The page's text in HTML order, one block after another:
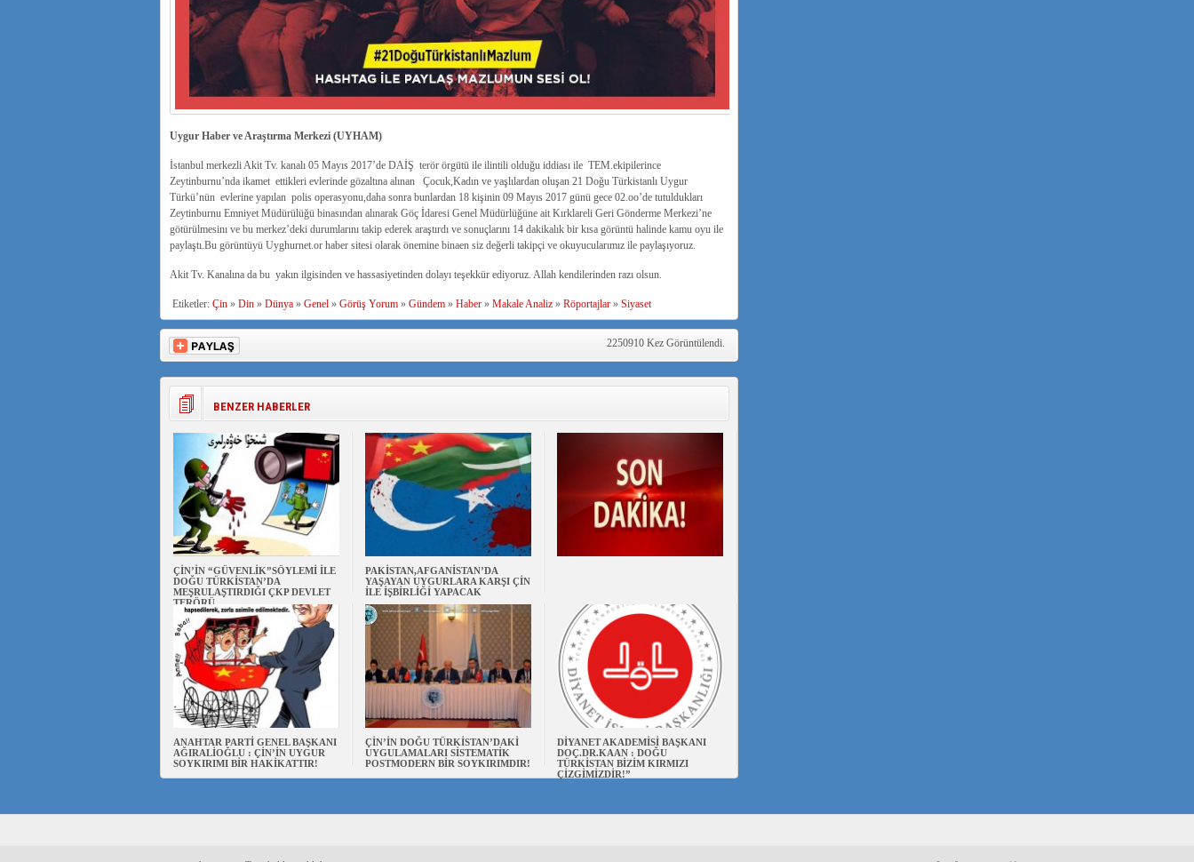
Uygur Haber ve Araştırma Merkezi (UYHAM)
İstanbul merkezli Akit Tv. kanalı 05 Mayıs 2017’de DAİŞ terör örgütü ile ilintili olduğu iddiası ile TEM.ekipilerince
Zeytinburnu’nda ikamet ettikleri evlerinde gözaltına alınan Çocuk,Kadın ve yaşlılardan oluşan 21 Doğu Türkistanlı Uygur
Türkü’nün evlerine yapılan polis operasyonu,daha sonra bunlardan 18 kişinin 09 Mayıs 2017 günü gece 02.oo’de tutuldukları
Zeytinburnu Emniyet Müdürülüğü binasından alınarak Göç İdaresi Genel Müdürlüğüne ait Kırklareli Geri Gönderme Merkezi’ne
götürülmesinı ve bu merkez’deki durumlarını takip ederek araştırdı ve sonuçlarını 14 dakikalık bir kısa görüntü halinde kamu oyu ile
paylaştı.Bu görüntüyü Uyghurnet.or haber sitesi olarak önemine binaen siz değerli takipçi ve okuyucularımız ile paylaşıyoruz.
Akit Tv. Kanalına da bu yakın ilgisinden ve hassasiyetinden dolayı teşekkür ediyoruz. Allah kendilerinden razı olsun.
Etiketler: Çin» Din» Dünya» Genel» Görüş Yorum» Gündem» Haber» Makale Analiz» Röportajlar» Siyaset
2250910 Kez Görüntülendi.
BENZER HABERLER
ÇİN’İN “GÜVENLİK”SÖYLEMİ İLE
DOĞU TÜRKİSTAN’DA
MEŞRULAŞTIRDIĞI ÇKP DEVLET
TERÖRÜ
PAKİSTAN,AFGANİSTAN’DA
YAŞAYAN UYGURLARA KARŞI ÇİN
İLE İŞBİRLİĞİ YAPACAK
ANAHTAR PARTİ GENEL BAŞKANI
AĞIRALİOĞLU : ÇİN’İN UYGUR
SOYKIRIMI BİR HAKİKATTIR!
ÇİN’İN DOĞU TÜRKİSTAN’DAKİ
UYGULAMALARI SİSTEMATİK
POSTMODERN BİR SOYKIRIMDIR!
DİYANET AKADEMİSİ BAŞKANI
DOÇ.DR.KAAN : DOĞU
TÜRKİSTAN BİZİM KIRMIZI
ÇİZGİMİZDİR!”